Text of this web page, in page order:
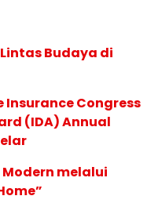
Budaya di
Insurance Congress
(IDA) Annual
melalui